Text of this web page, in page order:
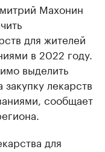
Махонин
для жителей
в 2022 году.
выделить
лекарств
сообщает
для